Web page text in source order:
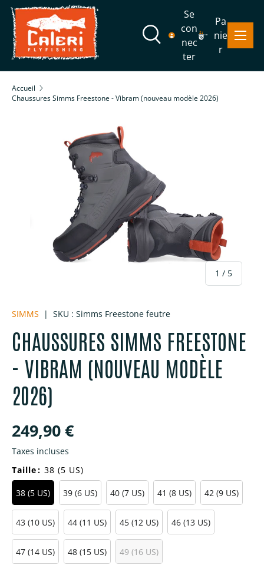
Aller au contenu
Recherche
Recherche
Se
con
nec
ter
Pa
nie
r
Menu
Accueil
Chaussures Simms Freestone - Vibram (nouveau modèle 2026)
Passer aux informations produits
1 / de
5
SIMMS | SKU : Simms Freestone feutre
CHAUSSURES SIMMS FREESTONE
- VIBRAM (NOUVEAU MODÈLE
2026)
Prix habituel
249,90 €
Taxes incluses
Taille: 38 (5 US)
38 (5 US) 39 (6 US) 40 (7 US) 41 (8 US) 42 (9 US)
43 (10 US) 44 (11 US) 45 (12 US) 46 (13 US)
47 (14 US) 48 (15 US) 49 (16 US)